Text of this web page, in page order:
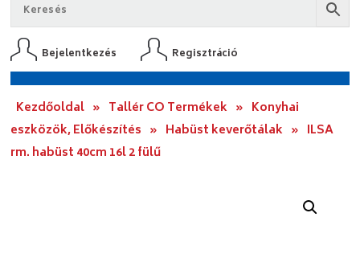
Bejelentkezés Regisztráció
Kezdőoldal » Tallér CO Termékek » Konyhai
eszközök, Előkészítés » Habüst keverőtálak » ILSA
rm. habüst 40cm 16l 2 fülű